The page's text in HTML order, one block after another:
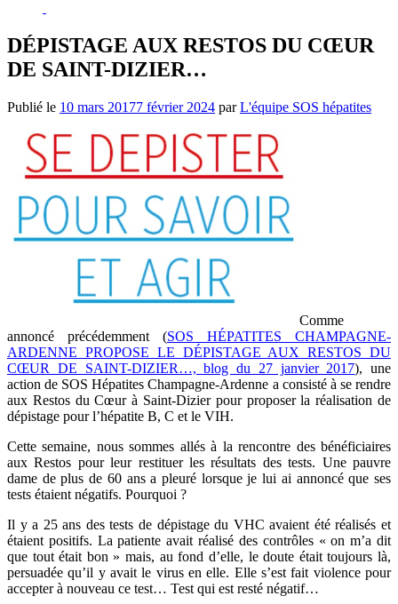
DÉPISTAGE AUX RESTOS DU CŒUR
DE SAINT-DIZIER…
Publié le 10 mars 20177 février 2024 parL'équipe SOS hépatites
Comme
annoncé précédemment (SOS HÉPATITES CHAMPAGNE-
ARDENNE PROPOSE LE DÉPISTAGE AUX RESTOS DU
CŒUR DE SAINT-DIZIER…, blog du 27 janvier 2017), une
action de SOS Hépatites Champagne-Ardenne a consisté à se rendre
aux Restos du Cœur à Saint-Dizier pour proposer la réalisation de
dépistage pour l’hépatite B, C et le VIH.
Cette semaine, nous sommes allés à la rencontre des bénéficiaires
aux Restos pour leur restituer les résultats des tests. Une pauvre
dame de plus de 60 ans a pleuré lorsque je lui ai annoncé que ses
tests étaient négatifs. Pourquoi ?
Il y a 25 ans des tests de dépistage du VHC avaient été réalisés et
étaient positifs. La patiente avait réalisé des contrôles « on m’a dit
que tout était bon » mais, au fond d’elle, le doute était toujours là,
persuadée qu’il y avait le virus en elle. Elle s’est fait violence pour
accepter à nouveau ce test… Test qui est resté négatif…